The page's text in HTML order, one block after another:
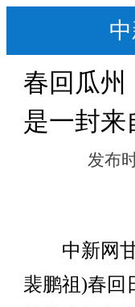
春回瓜州
是一封来
发布
中新网甘
裴鹏祖)春回